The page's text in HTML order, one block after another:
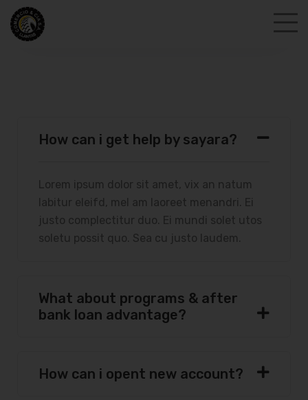
How can i get help by sayara?
Lorem ipsum dolor sit amet, vix an natum
labitur eleifd, mel am laoreet menandri. Ei
justo complectitur duo. Ei mundi solet utos
soletu possit quo. Sea cu justo laudem.
What about programs & after
bank loan advantage?
How can i opent new account?